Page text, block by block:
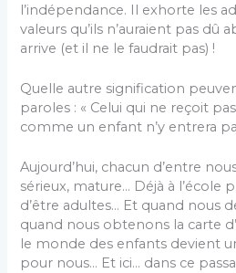
l’indépendance. Il exhorte les
valeurs qu’ils n’auraient pas dû
arrive (et il ne le faudrait pas) !
Quelle autre signification
paroles : « Celui qui ne reçoit
comme un enfant n’y entrera
Aujourd’hui, chacun d’entre
sérieux, mature… Déjà à l’école
d’être adultes… Et quand nous
quand nous obtenons la carte
le monde des enfants devient
pour nous… Et ici… dans ce